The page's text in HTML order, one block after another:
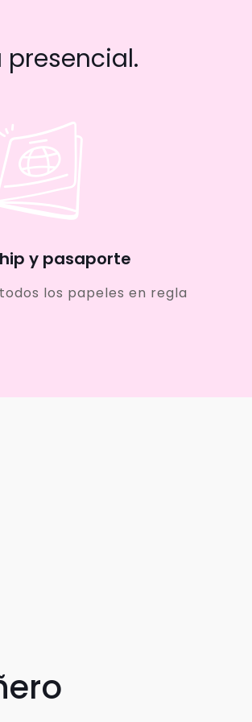
y pasaporte
los papeles en regla